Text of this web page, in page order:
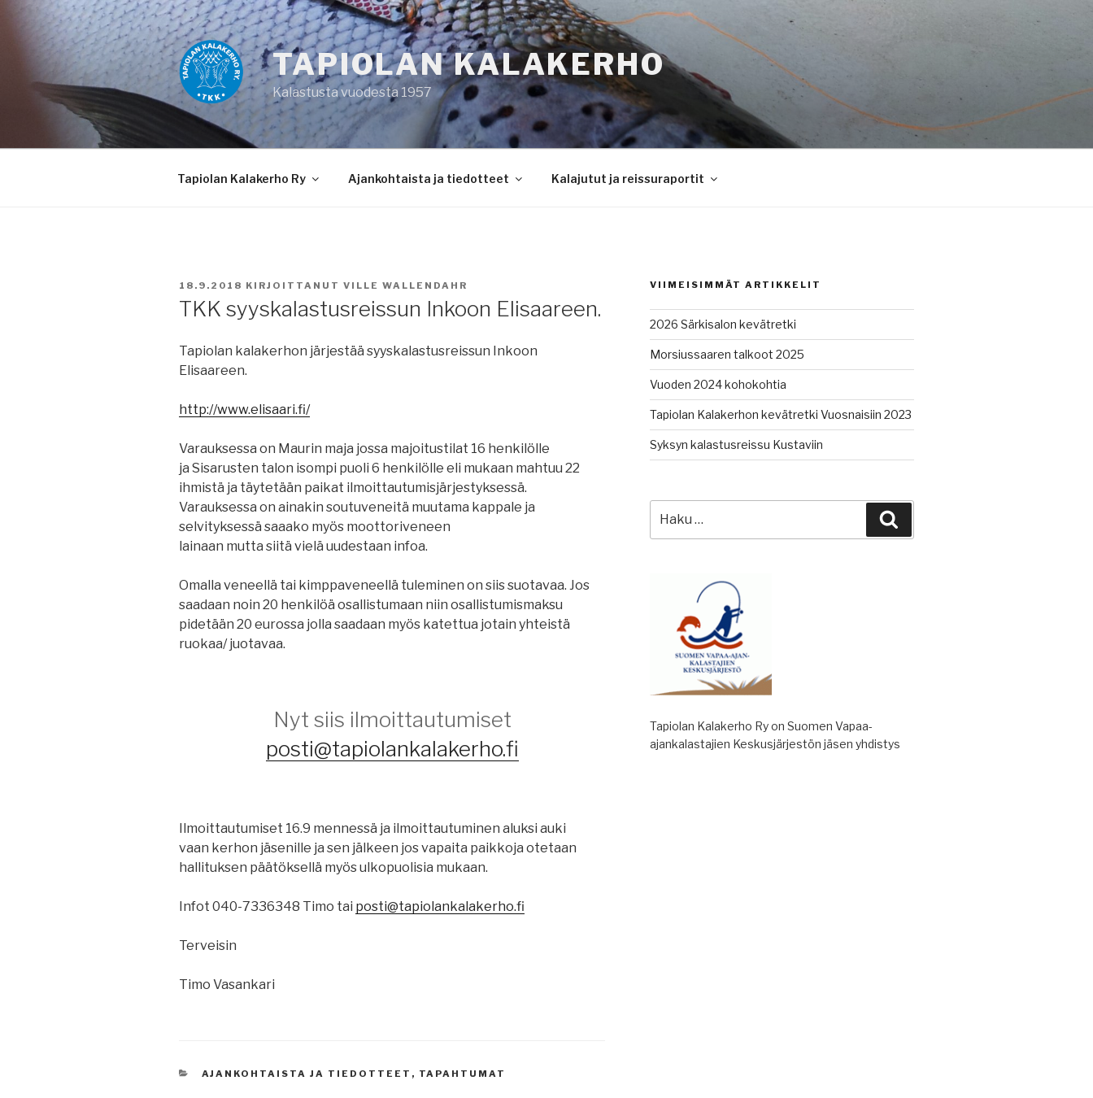
Siirry
sisältöön
TAPIOLAN KALAKERHO
Kalastusta vuodesta 1957
Tapiolan Kalakerho Ry Ajankohtaista ja tiedotteet Kalajutut ja reissuraportit
JULKAISTU
18.9.2018 KIRJOITTANUT VILLE WALLENDAHR
TKK syyskalastusreissun Inkoon Elisaareen.
Tapiolan kalakerhon järjestää syyskalastusreissun Inkoon
Elisaareen.
http://www.elisaari.fi/
Varauksessa on Maurin maja jossa majoitustilat 16 henkilölle
ja Sisarusten talon isompi puoli 6 henkilölle eli mukaan mahtuu 22
ihmistä ja täytetään paikat ilmoittautumisjärjestyksessä.
Varauksessa on ainakin soutuveneitä muutama kappale ja
selvityksessä saaako myös moottoriveneen
lainaan mutta siitä vielä uudestaan infoa.
Omalla veneellä tai kimppaveneellä tuleminen on siis suotavaa. Jos
saadaan noin 20 henkilöä osallistumaan niin osallistumismaksu
pidetään 20 eurossa jolla saadaan myös katettua jotain yhteistä
ruokaa/ juotavaa.
Nyt siis ilmoittautumiset
posti@tapiolankalakerho.fi
Ilmoittautumiset 16.9 mennessä ja ilmoittautuminen aluksi auki
vaan kerhon jäsenille ja sen jälkeen jos vapaita paikkoja otetaan
hallituksen päätöksellä myös ulkopuolisia mukaan.
Infot 040-7336348 Timo tai posti@tapiolankalakerho.fi
Terveisin
Timo Vasankari
KATEGORIAT
AJANKOHTAISTA JA TIEDOTTEET , TAPAHTUMAT
VIIMEISIMMÄT ARTIKKELIT
2026 Särkisalon kevätretki
Morsiussaaren talkoot 2025
Vuoden 2024 kohokohtia
Tapiolan Kalakerhon kevätretki Vuosnaisiin 2023
Syksyn kalastusreissu Kustaviin
Tapiolan Kalakerho Ry on Suomen Vapaa-
ajankalastajien Keskusjärjestön jäsen yhdistys